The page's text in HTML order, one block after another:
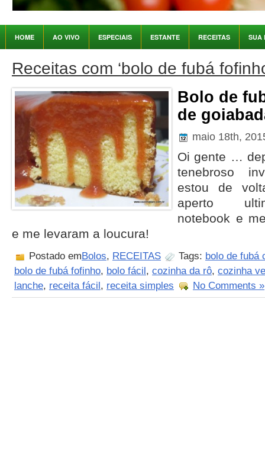
HOME AO VIVO ESPECIAIS ESTANTE RECEITAS SUA
Receitas com ‘bolo de fubá
Bolo de
de
maio 18th,
Oi gente …
tenebroso
estou de
aperto
notebook e
e me levaram a loucura!
Postado emBolos, RECEITAS Tags: bolo de fubá
bolo de fubá fofinho, bolo fácil, cozinha da rô, cozinha
lanche, receita fácil, receita simples No Comments »